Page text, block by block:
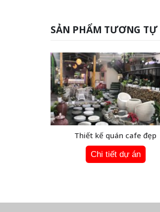
SẢN PHẨM TƯƠNG TỰ
Thiết kế quán cafe đẹp
Chi tiết dự án